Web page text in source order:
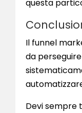
questa
Il funnel
da
Devi sempre